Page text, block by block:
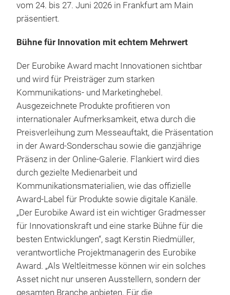
vom 24. bis 27. Juni 2026 in Frankfurt am Main
präsentiert.
Bühne für Innovation mit echtem Mehrwert
Der Eurobike Award macht Innovationen sichtbar
und wird für Preisträger zum starken
Kommunikations- und Marketinghebel.
Ausgezeichnete Produkte profitieren von
internationaler Aufmerksamkeit, etwa durch die
Preisverleihung zum Messeauftakt, die Präsentation
in der Award-Sonderschau sowie die ganzjährige
Präsenz in der Online-Galerie. Flankiert wird dies
durch gezielte Medienarbeit und
Kommunikationsmaterialien, wie das offizielle
Award-Label für Produkte sowie digitale Kanäle.
„Der Eurobike Award ist ein wichtiger Gradmesser
für Innovationskraft und eine starke Bühne für die
besten Entwicklungen“, sagt Kerstin Riedmüller,
verantwortliche Projektmanagerin des Eurobike
Award. „Als Weltleitmesse können wir ein solches
Asset nicht nur unseren Ausstellern, sondern der
gesamten Branche anbieten. Für die